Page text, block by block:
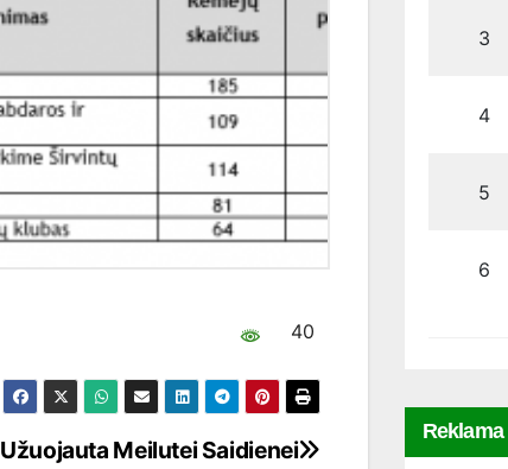
40
Užuojauta Meilutei Saidienei
3
4
5
6
Reklama